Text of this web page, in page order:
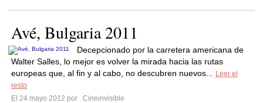
Avé, Bulgaria 2011
Decepcionado por la carretera americana de
Walter Salles, lo mejor es volver la mirada hacia las rutas
europeas que, al fin y al cabo, no descubren nuevos...
Leer el
resto
El 24 mayo 2012 por
Cineinvisible